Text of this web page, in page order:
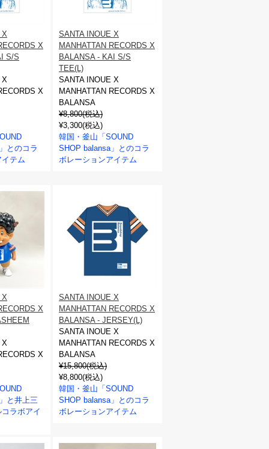
X
X
S/S
X
X
とのコラ
テム
SANTA INOUE X
MANHATTAN RECORDS X
BALANSA - KAI S/S
TEE(L)
SANTA INOUE X
MANHATTAN RECORDS X
BALANSA
¥8,800(税込)
¥3,300(税込)
韓国・釜山「SOUND
SHOP balansa」とのコラ
ボレーションアイテム
X
X
X
X
と井上三
ラボアイ
SANTA INOUE X
MANHATTAN RECORDS X
BALANSA - JERSEY(L)
SANTA INOUE X
MANHATTAN RECORDS X
BALANSA
¥15,800(税込)
¥8,800(税込)
韓国・釜山「SOUND
SHOP balansa」とのコラ
ボレーションアイテム